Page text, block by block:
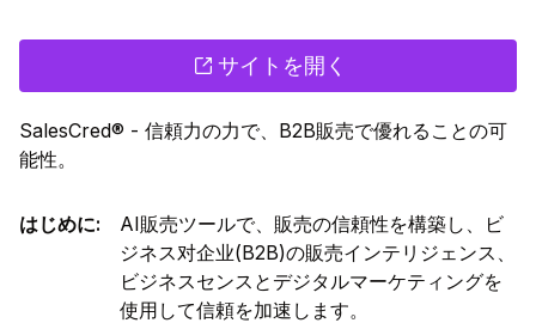
サイトを開く
SalesCred® - 信頼力の力で、B2B販売で優れることの可
能性。
はじめに:
AI販売ツールで、販売の信頼性を構築し、ビ
ジネス对企业(B2B)の販売インテリジェンス、
ビジネスセンスとデジタルマーケティングを
使用して信頼を加速します。